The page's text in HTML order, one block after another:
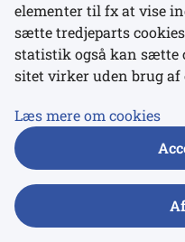
Links
Udgivelser
elementer til fx at vise
sætte tredjeparts
statistik også kan sætte
sitet virker uden brug af
Læs mere om cookies